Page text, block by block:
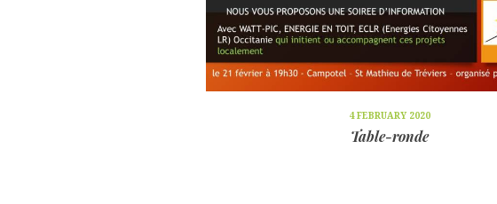
4 FEBRUARY 2020
Table-ronde